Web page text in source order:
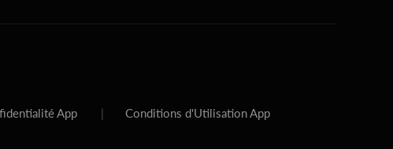
App Conditions d'Utilisation App